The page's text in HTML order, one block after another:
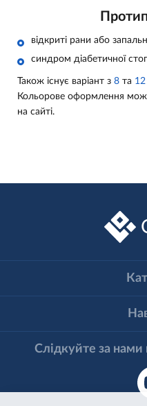
відкриті рани або
синдром діабетичної
Також існує варіант з 8 та 12
Кольорове оформлення
на сайті.
Слідкуйте за